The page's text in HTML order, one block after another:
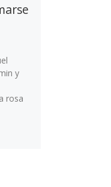
y
rosa